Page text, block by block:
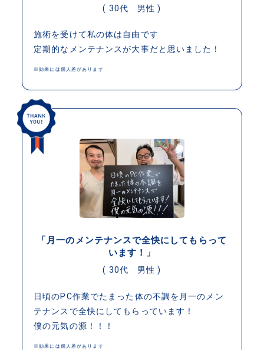
( 30代 男性 )
施術を受けて私の体は自由です
定期的なメンテナンスが大事だと思いました！
※効果には個人差があります
「月一のメンテナンスで全快にしてもらって
います！」
( 30代 男性 )
日頃のPC作業でたまった体の不調を月一のメン
テナンスで全快にしてもらっています！
僕の元気の源！！！
※効果には個人差があります